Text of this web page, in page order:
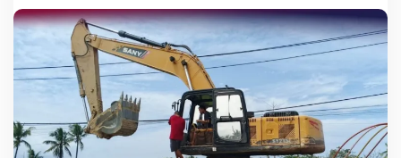
Bulangita,
Diduga
Milik
'Muli'